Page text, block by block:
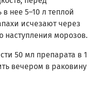
нее 5–10 л теплой
исчезают через
наступления морозов.
50 мл препарата в 1
вечером в раковину